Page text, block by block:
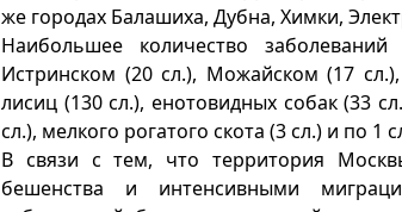
же городах Балашиха, Дубна, Химки,
Наибольшее количество
Истринском (20 сл.), Можайском (17
лисиц (130 сл.), енотовидных собак (33
сл.), мелкого рогатого скота (3 сл.) и по
В связи с тем, что территория
бешенства и интенсивными